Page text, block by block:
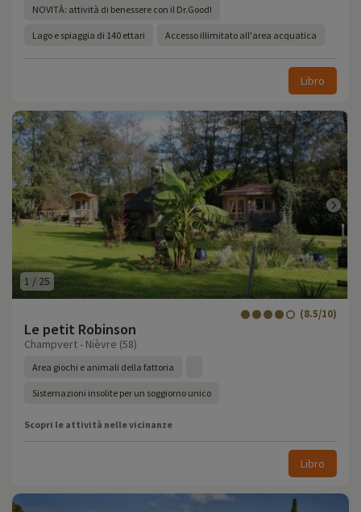
NOVITÀ: attività di benessere con il Dr.Good!
Lago e spiaggia di 140 ettari Accesso illimitato all'area acquatica
Libro
1 / 25
Le petit Robinson
(8.5/10)
Champvert - Nièvre (58)
Area giochi e animali della fattoria
Sistemazioni insolite per un soggiorno unico
Scopri le attività nelle vicinanze
Libro